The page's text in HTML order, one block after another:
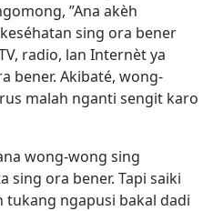
”Ana akèh
sing ora bener
radio, lan Internèt ya
bener. Akibaté, wong-
malah nganti sengit karo
wong-wong sing
sing ora bener. Tapi saiki
tukang ngapusi bakal dadi